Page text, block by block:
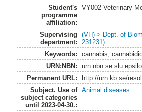
Student's
programme
affiliation:
VY002 Veterinary
Supervising
department:
(VH) > Dept. of
231231)
Keywords:
cannabis,
URN:NBN:
Permanent URL:
http://urn.kb.se/
Subject. Use of
subject categories
until 2023-04-30.:
Animal diseases